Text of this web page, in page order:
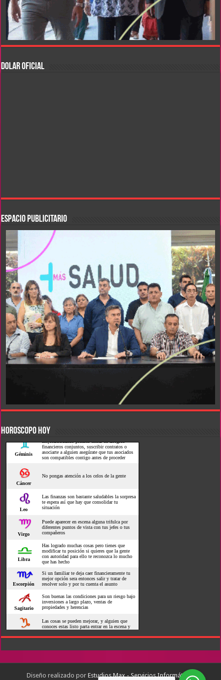
DOLAR OFICIAL
ESPACIO PUBLICITARIO
HOROSCOPO HOY
Diseño realizado por Estudios Max - Servicios Informáticos